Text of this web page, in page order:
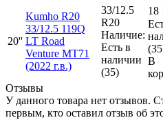
20''
Kumho R20
33/12.5 119Q
LT Road
Venture MT71
(2022 г.в.)
33/12.5
R20
Наличие:
Есть в
наличии
(35)
18
В
Отзывы
У данного товара нет отзывов.
первым, кто оставил отзыв об